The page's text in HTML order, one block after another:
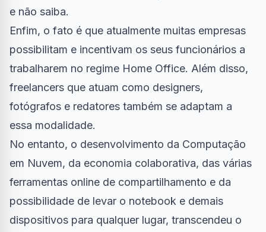
e não saiba.
Enfim, o fato é que atualmente muitas empresas
possibilitam e incentivam os seus funcionários a
trabalharem no regime Home Office. Além disso,
freelancers que atuam como designers,
fotógrafos e redatores também se adaptam a
essa modalidade.
No entanto, o desenvolvimento da Computação
em Nuvem, da economia colaborativa, das várias
ferramentas online de compartilhamento e da
possibilidade de levar o notebook e demais
dispositivos para qualquer lugar, transcendeu o